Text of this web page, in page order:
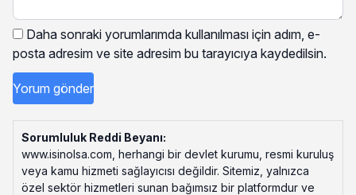
Daha sonraki yorumlarımda kullanılması için adım, e-
posta adresim ve site adresim bu tarayıcıya kaydedilsin.
Sorumluluk Reddi Beyanı:
www.isinolsa.com, herhangi bir devlet kurumu, resmi kuruluş
veya kamu hizmeti sağlayıcısı değildir. Sitemiz, yalnızca
özel sektör hizmetleri sunan bağımsız bir platformdur ve